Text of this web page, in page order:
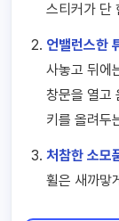
스티커가 단
언밸런스한
사놓고 뒤에
창문을 열고
키를 올려두
처참한 소모
휠은 새까맣